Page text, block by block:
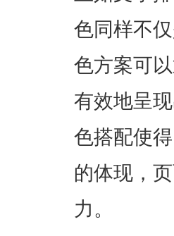
色同样不
色方案可
有效地呈
色搭配使
的体现，
力。